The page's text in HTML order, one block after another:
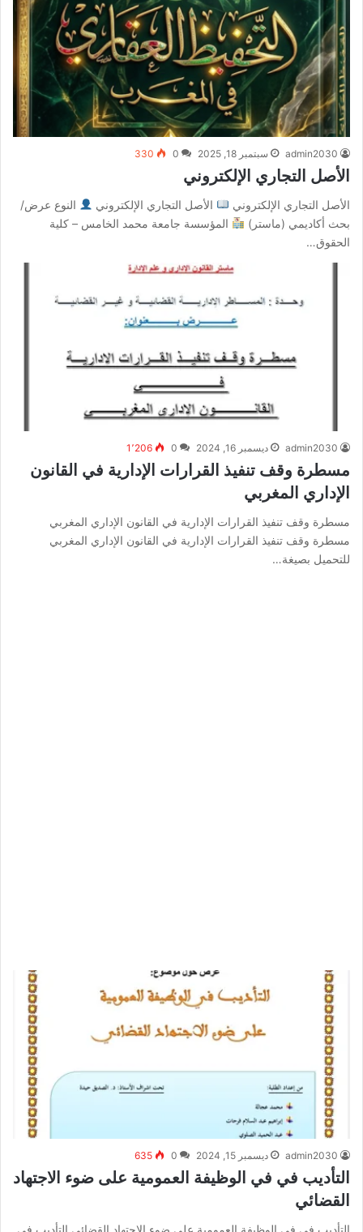
admin2030 سبتمبر 18, 2025 0
330
الأصل التجاري الإلكتروني
الأصل التجاري الإلكتروني الأصل التجاري الإلكتروني
النوع عرض/
بحث أكاديمي (ماستر)
المؤسسة جامعة محمد الخامس – كلية
الحقوق…
admin2030 ديسمبر 16, 2024 0 1٬206
مسطرة وقف تنفيذ القرارات الإدارية في القانون
الإداري المغربي
مسطرة وقف تنفيذ القرارات الإدارية في القانون الإداري المغربي
مسطرة وقف تنفيذ القرارات الإدارية في القانون الإداري المغربي
للتحميل بصيغة…
admin2030 ديسمبر 15, 2024 0
635
التأديب في في الوظيفة العمومية على ضوء الاجتهاد
القضائي
التأديب في في الوظيفة العمومية على ضوء الاجتهاد القضائي التأديب في